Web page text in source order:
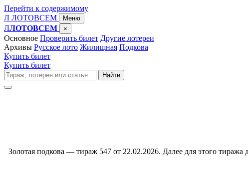
Перейти к содержимому
Л ЛОТОВСЕМ Меню
ЛЛОТОВСЕМ ×
Основное Проверить билет Другие лотереи
Архивы Русское лото Жилищная Подкова
Купить билет
Купить билет
Поиск
по
сайту
Найти
Золотая подкова — тираж 547 от 22.02.2026. Далее для этого